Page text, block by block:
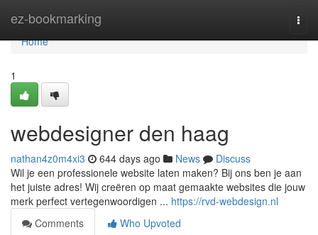
ez-bookmarking
Home
Home
1
webdesigner den haag
nathan4z0m4xi3 644 days ago News
Discuss
Wil je een professionele website laten maken? Bij ons ben je aan
het juiste adres! Wij creëren op maat gemaakte websites die jouw
merk perfect vertegenwoordigen ... https://rvd-webdesign.nl
Comments
Who Upvoted